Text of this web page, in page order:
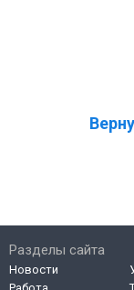
Разделы сайта
Новости